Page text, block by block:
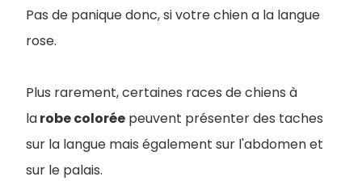
Pas de panique donc, si votre chien a la langue
rose.
Plus rarement, certaines races de chiens à
larobe colorée peuvent présenter des taches
sur la langue mais également sur l'abdomen et
sur le palais.